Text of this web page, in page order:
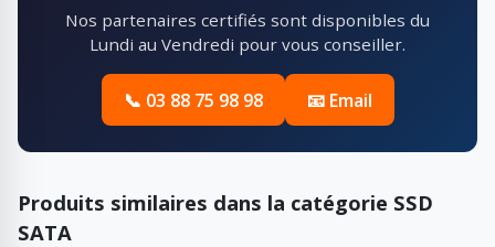
Nos partenaires certifiés sont disponibles du
Lundi au Vendredi pour vous conseiller.
📞 03 88 75 98 98 📧 Email
Produits similaires dans la catégorie SSD
SATA